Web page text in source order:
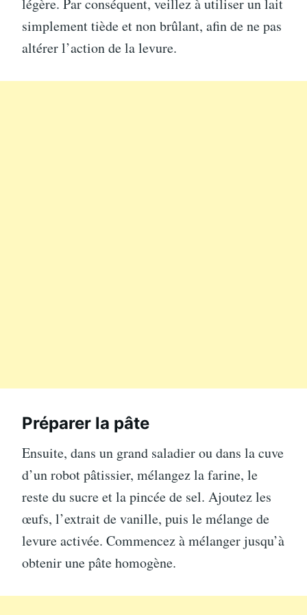
légère. Par conséquent, veillez à utiliser un lait
simplement tiède et non brûlant, afin de ne pas
altérer l’action de la levure.
Préparer la pâte
Ensuite, dans un grand saladier ou dans la cuve
d’un robot pâtissier, mélangez la farine, le
reste du sucre et la pincée de sel. Ajoutez les
œufs, l’extrait de vanille, puis le mélange de
levure activée. Commencez à mélanger jusqu’à
obtenir une pâte homogène.